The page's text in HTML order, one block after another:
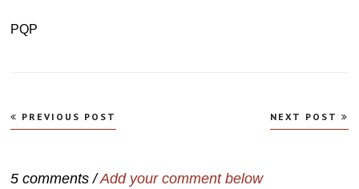
PQP
Navegação
de
PREVIOUS POST NEXT POST
5 comments /Add your comment below